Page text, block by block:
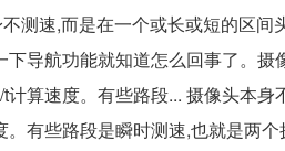
测速,而是在一个或长或短的区间
导航功能就知道怎么回事了。
算速度。有些路段... 摄像头本
有些路段是瞬时测速,也就是两个